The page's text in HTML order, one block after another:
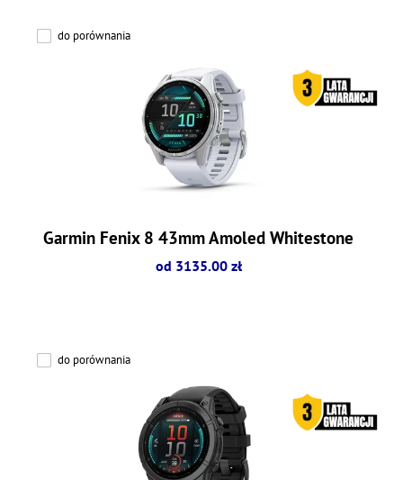
do porównania
Garmin Fenix 8 43mm Amoled Whitestone
od 3135.00 zł
do porównania